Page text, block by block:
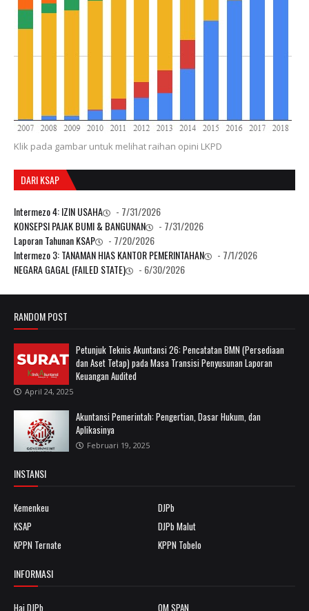
Klik pada gambar untuk melihat raihan opini LKPD
DARI KSAP
Intermezo 4: IZIN USAHA
- 7/31/2026
KONSEPSI PAJAK BUMI & BANGUNAN
- 7/31/2026
Laporan Tahunan KSAP
- 7/20/2026
Intermezo 3: TANAMAN HIAS KANTOR PEMERINTAHAN
- 7/1/2026
NEGARA GAGAL (FAILED STATE)
- 6/30/2026
RANDOM POST
Petunjuk Teknis Akuntansi 26: Pencatatan BMN (Persediaan
dan Aset Tetap) pada Masa Transisi Penyusunan Laporan
Keuangan Audited
April 24, 2025
Akuntansi Pemerintah: Pengertian, Dasar Hukum, dan
Aplikasinya
Februari 19, 2025
INSTANSI
Kemenkeu
DJPb
KSAP
DJPb Malut
KPPN Ternate
KPPN Tobelo
INFORMASI
Hai DJPb OM SPAN